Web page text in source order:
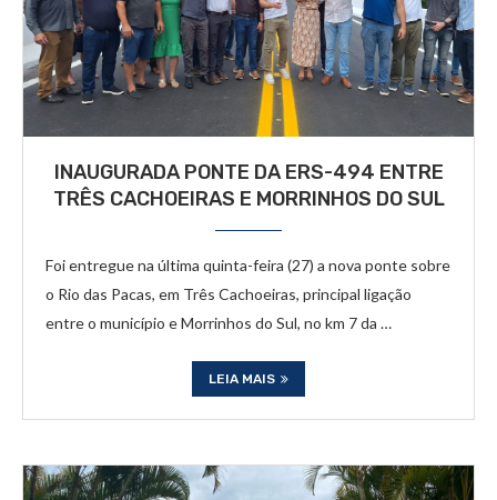
INAUGURADA PONTE DA ERS-494 ENTRE
TRÊS CACHOEIRAS E MORRINHOS DO SUL
Foi entregue na última quinta-feira (27) a nova ponte sobre
o Rio das Pacas, em Três Cachoeiras, principal ligação
entre o município e Morrinhos do Sul, no km 7 da …
LEIA MAIS